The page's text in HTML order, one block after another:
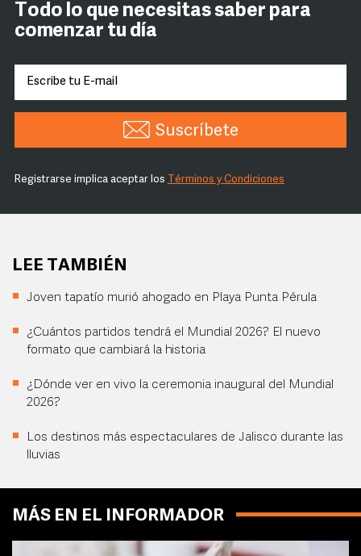
Todo lo que necesitas saber para
comenzar tu día
Suscríbete
Registrarse implica aceptar los Términos y Condiciones
LEE TAMBIÉN
Joven tapatío murió ahogado en Playa Punta Pérula
¿Cuántos partidos tendrá el Mundial 2026? El nuevo
formato que cambiará la historia
¿Dónde ver en vivo la ceremonia inaugural del Mundial
2026?
Los destinos más espectaculares de Jalisco durante las
lluvias
MÁS EN EL INFORMADOR